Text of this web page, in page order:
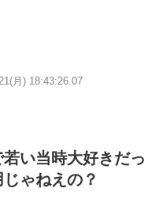
月) 18:43:26.07
い当時大好きだっ
ゃねえの？